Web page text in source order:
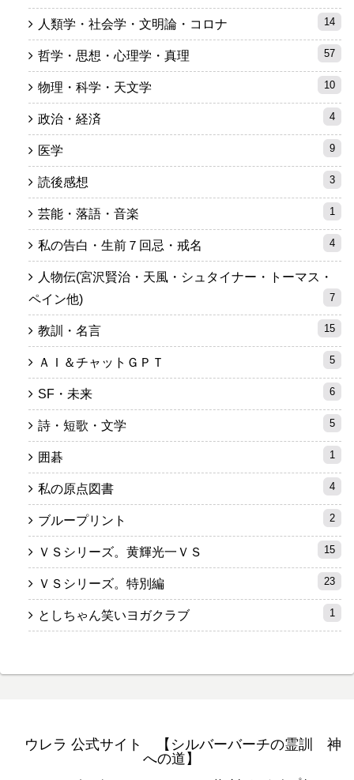
人類学・社会学・文明論・コロナ 14
哲学・思想・心理学・真理 57
物理・科学・天文学 10
政治・経済 4
医学 9
読後感想 3
芸能・落語・音楽 1
私の告白・生前７回忌・戒名 4
人物伝(宮沢賢治・天風・シュタイナー・トーマス・
ペイン他)
7
教訓・名言 15
ＡＩ＆チャットＧＰＴ 5
SF・未来 6
詩・短歌・文学 5
囲碁 1
私の原点図書 4
ブループリント 2
ＶＳシリーズ。黄輝光一ＶＳ 15
ＶＳシリーズ。特別編 23
としちゃん笑いヨガクラブ 1
ウレラ 公式サイト 【シルバーバーチの霊訓 神
への道】